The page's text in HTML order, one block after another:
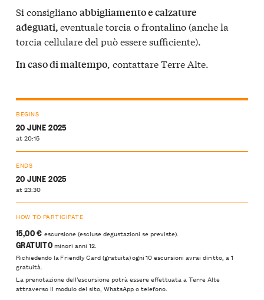
Si consiglianoabbigliamento e calzature
adeguati,eventuale torcia o frontalino (anche la
torcia cellulare del può essere sufficiente).
In caso di maltempo, contattare Terre Alte.
BEGINS
20 JUNE 2025
at 20:15
ENDS
20 JUNE 2025
at 23:30
HOW TO PARTICIPATE
15,00 € escursione (escluse degustazioni se previste).
GRATUITOminori anni 12.
Richiedendo la Friendly Card (gratuita) ogni 10 escursioni avrai diritto, a 1
gratuità.
La prenotazione dell’escursione potrà essere effettuata a Terre Alte
attraverso il modulo del sito, WhatsApp o telefono.